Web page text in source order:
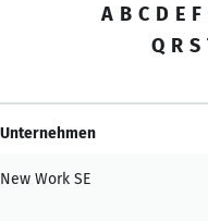
A B C D E F
Q R S
Unternehmen
New Work SE